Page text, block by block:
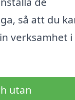
så att du
verksamhet i
utan